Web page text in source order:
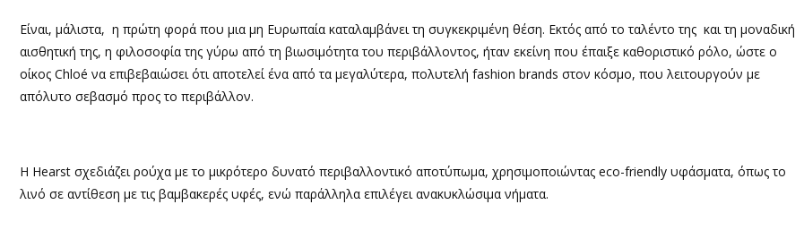
Είναι, μάλιστα, η πρώτη φορά που μια μη Ευρωπαία καταλαμβάνει τη συγκεκριμένη θέση. Εκτός από το ταλέντο της και τη μοναδική
αισθητική της, η φιλοσοφία της γύρω από τη βιωσιμότητα του περιβάλλοντος, ήταν εκείνη που έπαιξε καθοριστικό ρόλο, ώστε ο
οίκος Chloé να επιβεβαιώσει ότι αποτελεί ένα από τα μεγαλύτερα, πολυτελή fashion brands στον κόσμο, που λειτουργούν με
απόλυτο σεβασμό προς το περιβάλλον.
Η Hearst σχεδιάζει ρούχα με το μικρότερο δυνατό περιβαλλοντικό αποτύπωμα, χρησιμοποιώντας eco-friendly υφάσματα, όπως το
λινό σε αντίθεση με τις βαμβακερές υφές, ενώ παράλληλα επιλέγει ανακυκλώσιμα νήματα.